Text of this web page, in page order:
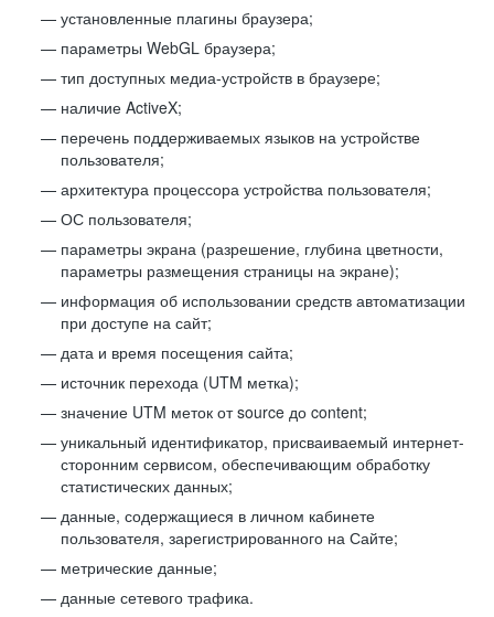
установленные плагины браузера;
параметры WebGL браузера;
тип доступных медиа-устройств в браузере;
наличие ActiveX;
перечень поддерживаемых языков на устройстве
пользователя;
архитектура процессора устройства пользователя;
ОС пользователя;
параметры экрана (разрешение, глубина цветности,
параметры размещения страницы на экране);
информация об использовании средств автоматизации
при доступе на сайт;
дата и время посещения сайта;
источник перехода (UTM метка);
значение UTM меток от source до content;
уникальный идентификатор, присваиваемый интернет-
сторонним сервисом, обеспечивающим обработку
статистических данных;
данные, содержащиеся в личном кабинете
пользователя, зарегистрированного на Сайте;
метрические данные;
данные сетевого трафика.